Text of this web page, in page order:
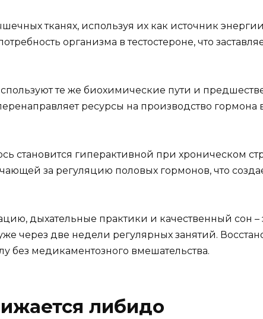
тканях, используя их как источник
организма в тестостероне, что
те же биохимические пути и
ресурсы на производство
становится гиперактивной при хроническом
за регуляцию половых гормонов, что
дыхательные практики и качественный сон
через две недели регулярных занятий.
без медикаментозного вмешательства.
либидо